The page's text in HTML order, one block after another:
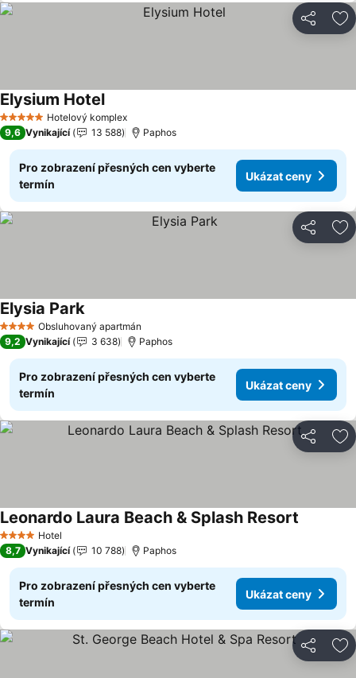
Sdílet
5 Počet hvězdičekHotelový komplex
Elysium Hotel
9,6 Vynikající 13 588 Paphos
Pro zobrazení přesných cen vyberte
termín
Ukázat ceny
Sdílet
4 Počet hvězdiček
Obsluhovaný apartmán
Elysia Park
9,2 Vynikající 3 638 Paphos
Pro zobrazení přesných cen vyberte
termín
Ukázat ceny
Sdílet
4 Počet hvězdiček
Hotel
Leonardo Laura Beach & Splash Resort
8,7 Vynikající 10 788 Paphos
Pro zobrazení přesných cen vyberte
termín
Ukázat ceny
Sdílet